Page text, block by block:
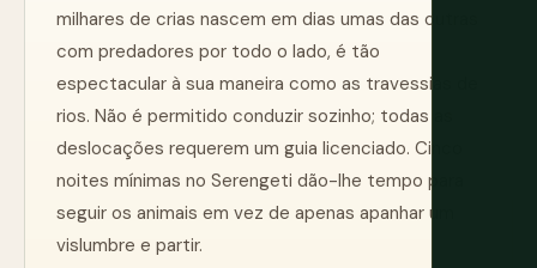
milhares de crias nascem em dias umas das outras
com predadores por todo o lado, é tão
espectacular à sua maneira como as travessias de
rios. Não é permitido conduzir sozinho; todas as
deslocações requerem um guia licenciado. Cinco
noites mínimas no Serengeti dão-lhe tempo para
seguir os animais em vez de apenas apanhar um
vislumbre e partir.